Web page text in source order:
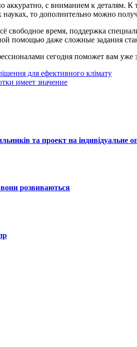
аккуратно, с вниманием к
то дополнительно можно
свободное время, поддержка
помощью даже сложные задания
сегодня поможет вам уже
для ефективного клімату
имеет значение
та проект на індивідуальне
вони розвиваються